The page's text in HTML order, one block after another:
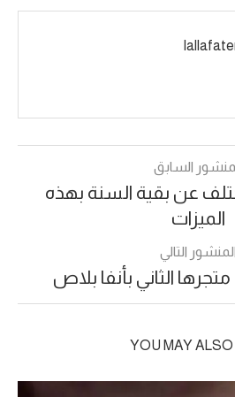
السابق
عن بقية السنة بهذه
الميزات
المنشور التالي
YOU MAY